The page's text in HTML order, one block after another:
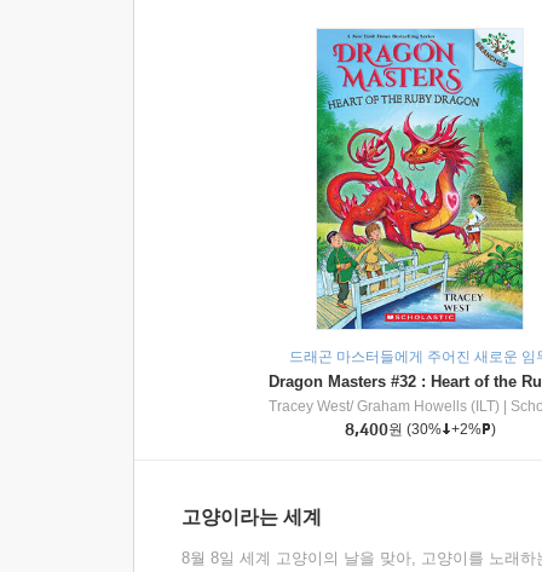
드래곤 마스터들에게 주어진 새로운 임
Tracey West/ Graham Howells (ILT)
8,400원 (30% +2% )
고양이라는 세계
8월 8일 세계 고양이의 날을 맞아, 고양이를 노래하